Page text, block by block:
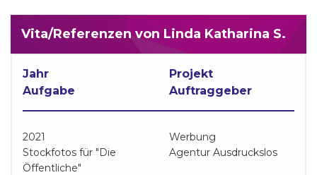
Vita/Referenzen von Linda Katharina S.
Jahr
Projekt
Aufgabe
Auftraggeber
2021
Werbung
Stockfotos für "Die
Öffentliche"
Agentur Ausdruckslos